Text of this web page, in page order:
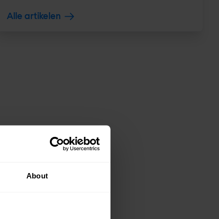
About
Alle artikelen